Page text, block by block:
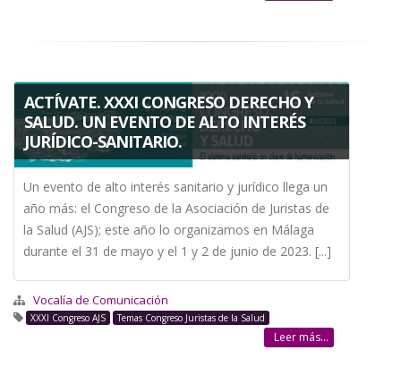
ACTÍVATE. XXXI CONGRESO DERECHO Y
SALUD. UN EVENTO DE ALTO INTERÉS
JURÍDICO-SANITARIO.
Un evento de alto interés sanitario y jurídico llega un
año más: el Congreso de la Asociación de Juristas de
la Salud (AJS); este año lo organizamos en Málaga
durante el 31 de mayo y el 1 y 2 de junio de 2023. [...]
Vocalía de Comunicación
XXXI Congreso AJS Temas Congreso Juristas de la Salud
Leer más...